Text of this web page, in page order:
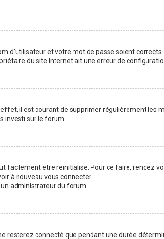
d’utilisateur et votre mot de passe soient
du site Internet ait une erreur de
il est courant de supprimer régulièrement les
investi sur le forum.
facilement être réinitialisé. Pour ce faire, rendez
à nouveau vous connecter.
administrateur du forum.
resterez connecté que pendant une durée